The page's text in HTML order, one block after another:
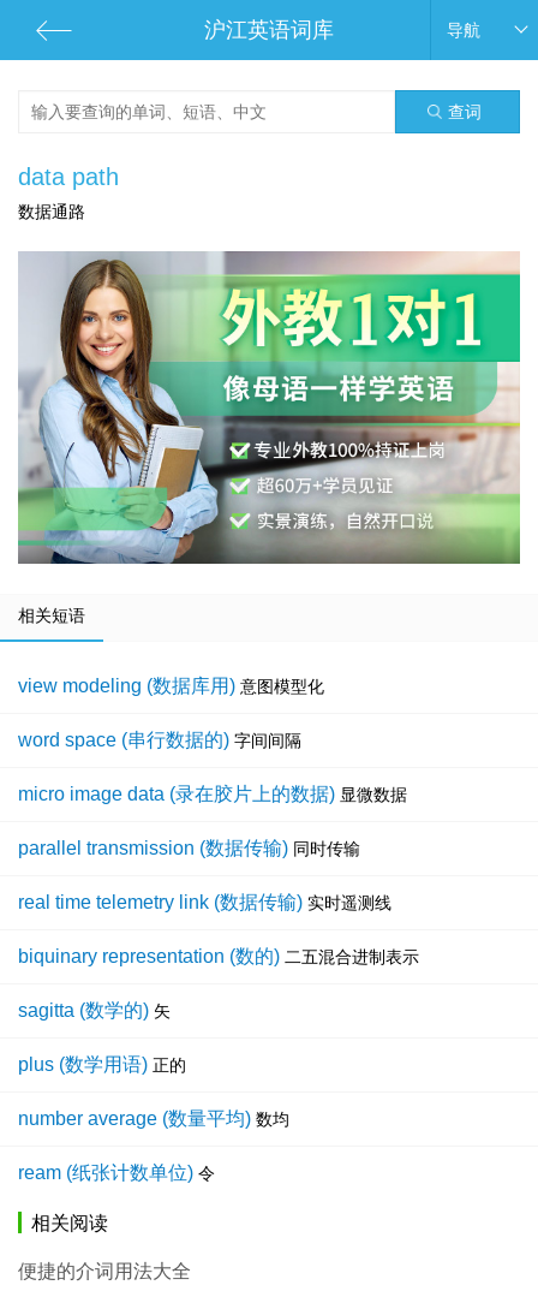
沪江英语词库 导航
查词
data path
数据通路
相关短语
view modeling (数据库用) 意图模型化
word space (串行数据的) 字间间隔
micro image data (录在胶片上的数据) 显微数据
parallel transmission (数据传输) 同时传输
real time telemetry link (数据传输) 实时遥测线
biquinary representation (数的) 二五混合进制表示
sagitta (数学的) 矢
plus (数学用语) 正的
number average (数量平均) 数均
ream (纸张计数单位) 令
相关阅读
便捷的介词用法大全